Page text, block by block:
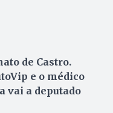
de Castro.
e o médico
vai a deputado